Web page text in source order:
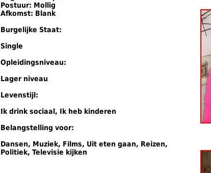
Postuur: Mollig
Afkomst: Blank
Burgelijke Staat:
Single
Opleidingsniveau:
Lager niveau
Levenstijl:
Ik drink sociaal, Ik heb kinderen
Belangstelling voor:
Dansen, Muziek, Films, Uit eten gaan, Reizen,
Politiek, Televisie kijken